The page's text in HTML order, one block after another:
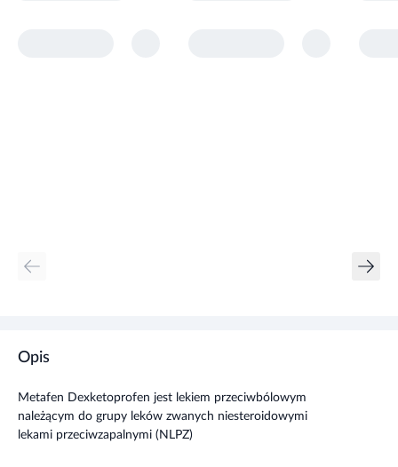
Opis
Metafen Dexketoprofen jest lekiem przeciwbólowym
należącym do grupy leków zwanych niesteroidowymi
lekami przeciwzapalnymi (NLPZ)